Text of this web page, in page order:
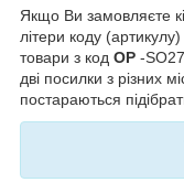
Якщо Ви замовляєте
літери коду
товари з код OP -
дві посилки з різних
постараються